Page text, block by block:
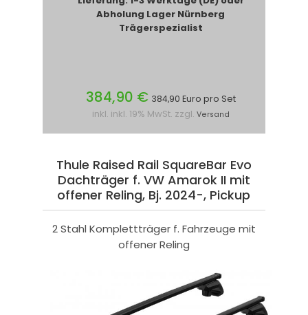
Abholung Lager Nürnberg
Trägerspezialist
384,90 € 384,90 Euro pro Set
inkl. inkl. 19% MwSt. zzgl. Versand
Thule Raised Rail SquareBar Evo
Dachträger f. VW Amarok II mit
offener Reling, Bj. 2024-, Pickup
2 Stahl Komplettträger f. Fahrzeuge mit
offener Reling